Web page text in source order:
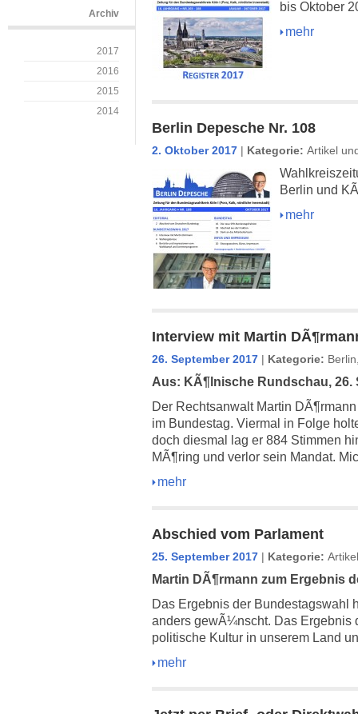
Archiv
2017
2016
2015
2014
bis Oktober
mehr
Berlin Depesche Nr. 108
2. Oktober 2017 | Kategorie: Artikel
Berlin und
mehr
Interview mit Martin
26. September 2017 | Kategorie: Berlin
Aus: KÃ¶lnische Rundschau, 26.
Der Rechtsanwalt Martin
im Bundestag. Viermal in Folge
doch diesmal lag er 884 Stimmen
MÃ¶ring und verlor sein Mandat.
mehr
Abschied vom Parlament
25. September 2017 | Kategorie:
Martin DÃ¶rmann zum Ergebnis
Das Ergebnis der Bundestagswahl
anders gewÃ¼nscht. Das Ergebnis
politische Kultur in unserem Land
mehr